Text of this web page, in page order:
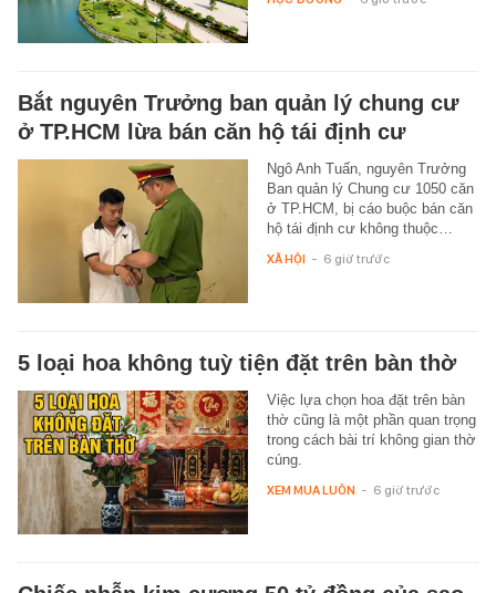
Bắt nguyên Trưởng ban quản lý chung cư
ở TP.HCM lừa bán căn hộ tái định cư
Ngô Anh Tuấn, nguyên Trưởng
Ban quản lý Chung cư 1050 căn
ở TP.HCM, bị cáo buộc bán căn
hộ tái định cư không thuộc…
XÃ HỘI - 6 giờ trước
5 loại hoa không tuỳ tiện đặt trên bàn thờ
Việc lựa chọn hoa đặt trên bàn
thờ cũng là một phần quan trọng
trong cách bài trí không gian thờ
cúng.
XEM MUA LUÔN - 6 giờ trước